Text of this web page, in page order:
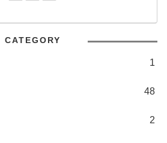
CATEGORY
1
48
2